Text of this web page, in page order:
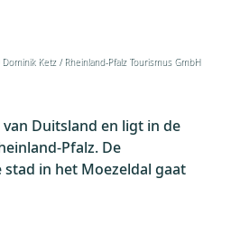
Ketz / Rheinland-Pfalz Tourismus GmbH
Duitsland en ligt in de
Pfalz. De
stad in het Moezeldal gaat